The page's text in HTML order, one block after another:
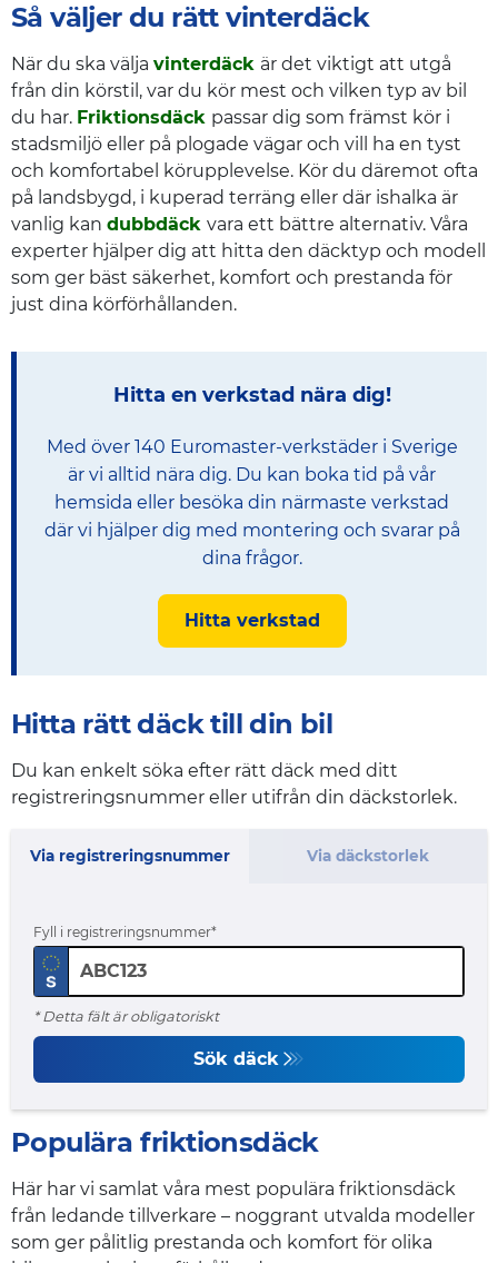
Så väljer du rätt vinterdäck
När du ska välja vinterdäck är det viktigt att utgå
från din körstil, var du kör mest och vilken typ av bil
du har. Friktionsdäck passar dig som främst kör i
stadsmiljö eller på plogade vägar och vill ha en tyst
och komfortabel körupplevelse. Kör du däremot ofta
på landsbygd, i kuperad terräng eller där ishalka är
vanlig kan dubbdäck vara ett bättre alternativ. Våra
experter hjälper dig att hitta den däcktyp och modell
som ger bäst säkerhet, komfort och prestanda för
just dina körförhållanden.
Hitta en verkstad nära dig!
Med över 140 Euromaster-verkstäder i Sverige
är vi alltid nära dig. Du kan boka tid på vår
hemsida eller besöka din närmaste verkstad
där vi hjälper dig med montering och svarar på
dina frågor.
Hitta verkstad
Hitta rätt däck till din bil
Du kan enkelt söka efter rätt däck med ditt
registreringsnummer eller utifrån din däckstorlek.
Via registreringsnummer Via däckstorlek
Fyll i registreringsnummer
* Detta fält är obligatoriskt
Sök däck
Populära friktionsdäck
Här har vi samlat våra mest populära friktionsdäck
från ledande tillverkare – noggrant utvalda modeller
som ger pålitlig prestanda och komfort för olika